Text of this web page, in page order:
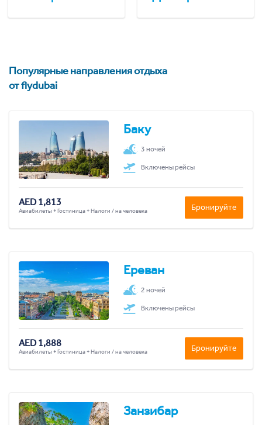
Популярные направления отдыха
от flydubai
Баку
3 ночей
Включены рейсы
AED 1,813
Авиабилеты + Гостиница + Налоги / на человека Бронируйте
Ереван
2 ночей
Включены рейсы
AED 1,888
Авиабилеты + Гостиница + Налоги / на человека Бронируйте
Занзибар